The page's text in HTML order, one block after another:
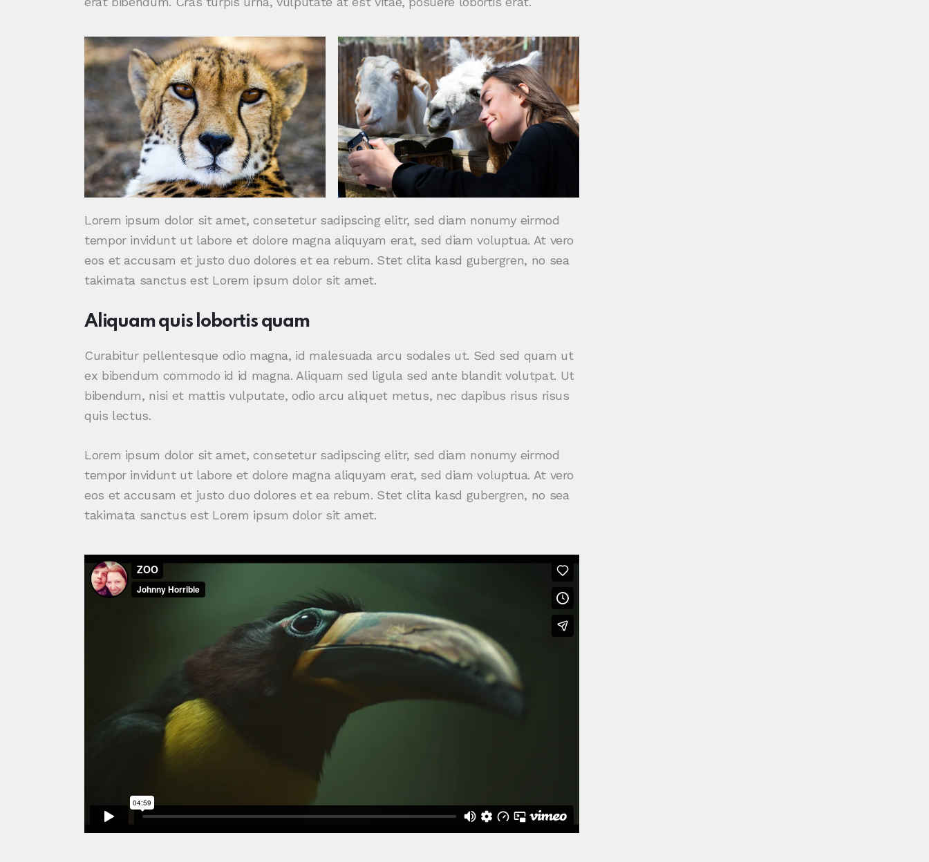
Lorem ipsum dolor sit amet, consetetur sadipscing elitr, sed diam nonumy eirmod
tempor invidunt ut labore et dolore magna aliquyam erat, sed diam voluptua. At vero
eos et accusam et justo duo dolores et ea rebum. Stet clita kasd gubergren, no sea
takimata sanctus est Lorem ipsum dolor sit amet.
Aliquam quis lobortis quam
Curabitur pellentesque odio magna, id malesuada arcu sodales ut. Sed sed quam ut
ex bibendum commodo id id magna. Aliquam sed ligula sed ante blandit volutpat. Ut
bibendum, nisi et mattis vulputate, odio arcu aliquet metus, nec dapibus risus risus
quis lectus.
Lorem ipsum dolor sit amet, consetetur sadipscing elitr, sed diam nonumy eirmod
tempor invidunt ut labore et dolore magna aliquyam erat, sed diam voluptua. At vero
eos et accusam et justo duo dolores et ea rebum. Stet clita kasd gubergren, no sea
takimata sanctus est Lorem ipsum dolor sit amet.